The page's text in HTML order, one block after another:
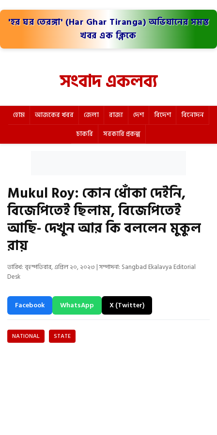
'হর ঘর তেরঙ্গা' (Har Ghar Tiranga) অভিযানের সমস্ত
খবর এক ক্লিকে
সংবাদ একলব্য
হোম আজকের খবর জেলা রাজ্য দেশ বিদেশ
বিনোদন
চাকরি
সরকারি প্রকল্প
Mukul Roy: কোন ধোঁকা দেইনি,
বিজেপিতেই ছিলাম, বিজেপিতেই
আছি- দেখুন আর কি বললেন মুকুল
রায়
তারিখ: বৃহস্পতিবার, এপ্রিল ২০, ২০২৩ | সম্পাদনা: Sangbad Ekalavya Editorial
Desk
Facebook WhatsApp X (Twitter)
NATIONAL STATE